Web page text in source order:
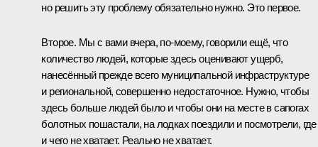
но решить эту проблему обязательно нужно. Это первое.
Второе. Мы с вами вчера, по‑моему, говорили ещё, что
количество людей, которые здесь оценивают ущерб,
нанесённый прежде всего муниципальной инфраструктуре
и региональной, совершенно недостаточное. Нужно, чтобы
здесь больше людей было и чтобы они на месте в сапогах
болотных пошастали, на лодках поездили и посмотрели, где
и чего не хватает. Реально не хватает.